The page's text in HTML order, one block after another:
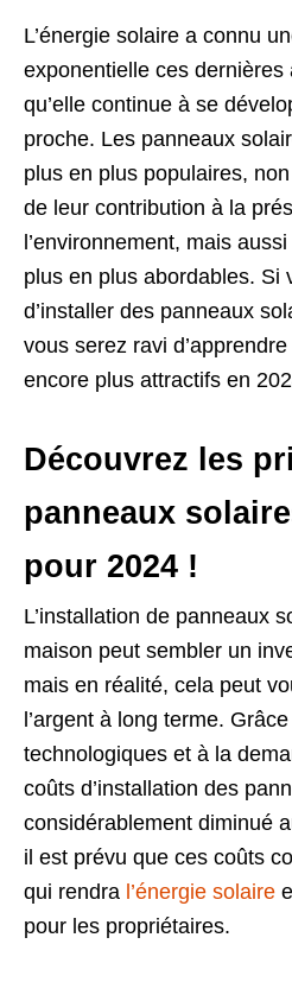
L’énergie solaire a connu
exponentielle ces dernières
qu’elle continue à se
proche. Les panneaux
plus en plus populaires,
de leur contribution à la
l’environnement, mais
plus en plus abordables. Si
d’installer des panneaux
vous serez ravi
encore plus attractifs en
Découvrez les
panneaux
pour 2024 !
L’installation de panneaux
maison peut sembler un
mais en réalité, cela peut
l’argent à long terme.
technologiques et à la
coûts d’installation des
considérablement diminué
il est prévu que ces coûts
qui rendra l’énergie solaire
pour les propriétaires.